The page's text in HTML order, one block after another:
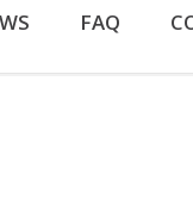
FAQ